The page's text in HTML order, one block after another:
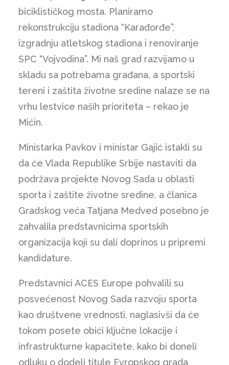
biciklističkog mosta. Planiramo
rekonstrukciju stadiona “Karađorđe”,
izgradnju atletskog stadiona i renoviranje
SPC “Vojvodina”. Mi naš grad razvijamo u
skladu sa potrebama građana, a sportski
tereni i zaštita životne sredine nalaze se na
vrhu lestvice naših prioriteta – rekao je
Mićin.
Ministarka Pavkov i ministar Gajić istakli su
da će Vlada Republike Srbije nastaviti da
podržava projekte Novog Sada u oblasti
sporta i zaštite životne sredine, a članica
Gradskog veća Tatjana Medved posebno je
zahvalila predstavnicima sportskih
organizacija koji su dali doprinos u pripremi
kandidature.
Predstavnici ACES Europe pohvalili su
posvećenost Novog Sada razvoju sporta
kao društvene vrednosti, naglasivši da će
tokom posete obići ključne lokacije i
infrastrukturne kapacitete, kako bi doneli
odluku o dodeli titule Evropskog grada